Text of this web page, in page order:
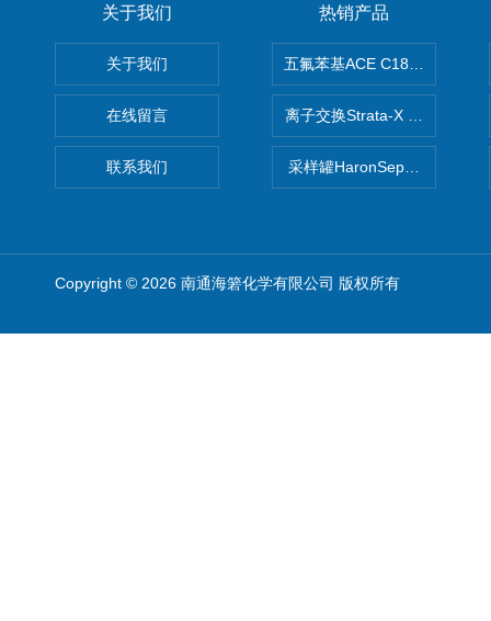
关于我们
关于我们
在线留言
联系我们
热销产品
五氟苯基ACE C18-PFP色谱柱
离子交换Strata-X SPE聚合物
采样罐HaronSep国产苏玛罐
Copyright © 2026 南通海箬化学有限公司 版权所有